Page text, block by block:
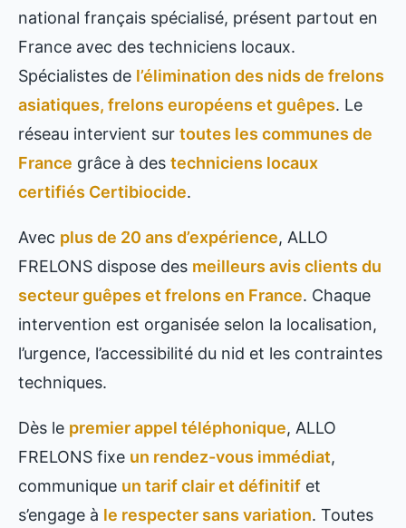
national français spécialisé, présent partout en
France avec des techniciens locaux.
Spécialistes de l’élimination des nids de frelons
asiatiques, frelons européens et guêpes. Le
réseau intervient sur toutes les communes de
France grâce à des techniciens locaux
certifiés Certibiocide.
Avec plus de 20 ans d’expérience, ALLO
FRELONS dispose des meilleurs avis clients du
secteur guêpes et frelons en France. Chaque
intervention est organisée selon la localisation,
l’urgence, l’accessibilité du nid et les contraintes
techniques.
Dès le premier appel téléphonique, ALLO
FRELONS fixe un rendez-vous immédiat,
communique un tarif clair et définitif et
s’engage à le respecter sans variation. Toutes